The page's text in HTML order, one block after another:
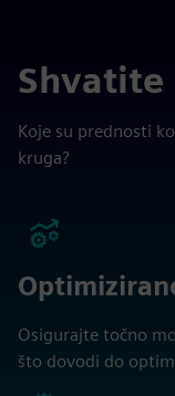
Shvatite
Koje su prednosti
kruga?
Osigurajte točno
što dovodi do